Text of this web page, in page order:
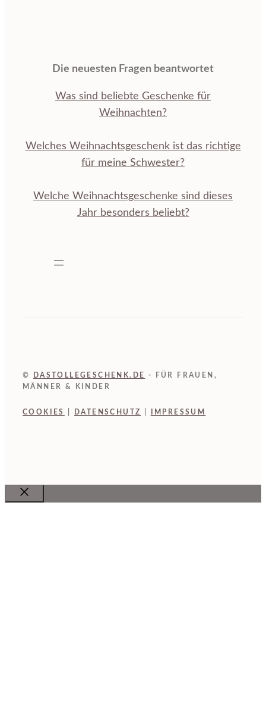
Die neuesten Fragen beantwortet
Was sind beliebte Geschenke für
Weihnachten?
Welches Weihnachtsgeschenk ist das richtige
für meine Schwester?
Welche Weihnachtsgeschenke sind dieses
Jahr besonders beliebt?
© DASTOLLEGESCHENK.DE
- FÜR FRAUEN,
MÄNNER & KINDER
COOKIES DATENSCHUTZ IMPRESSUM